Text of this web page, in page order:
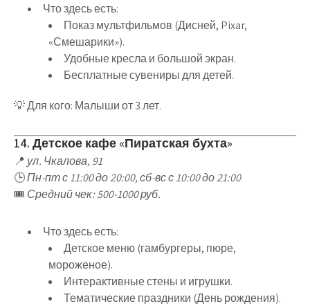
Что здесь есть:
Показ мультфильмов (Дисней, Pixar,
«Смешарики»).
Удобные кресла и большой экран.
Бесплатные сувениры для детей.
💡Для кого: Малыши от 3 лет.
14. Детское кафе «Пиратская бухта»
📍 ул. Чкалова, 91
🕒Пн-пт с 11:00 до 20:00, сб-вс с 10:00 до 21:00
🎟 Средний чек: 500-1000 руб.
Что здесь есть:
Детское меню(гамбургеры, пюре,
мороженое).
Интерактивные стены и игрушки.
Тематические праздники (День рождения).